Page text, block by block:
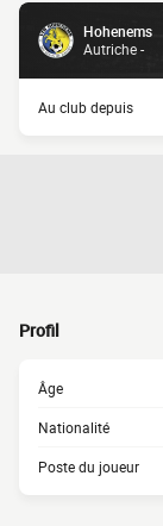
Hohenems
Autriche -
Au club depuis
Profil
Âge
Nationalité
Poste du joueur